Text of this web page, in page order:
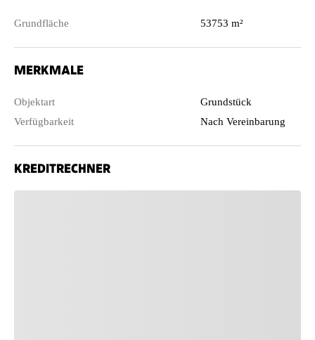
Grundfläche 53753 m²
MERKMALE
Objektart
Grundstück
Verfügbarkeit
Nach Vereinbarung
KREDITRECHNER